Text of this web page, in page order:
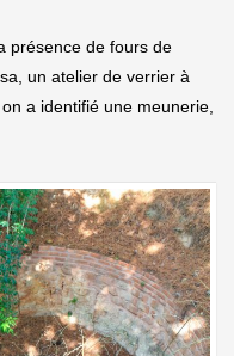
présence de fours de
un atelier de verrier à
a identifié une meunerie,